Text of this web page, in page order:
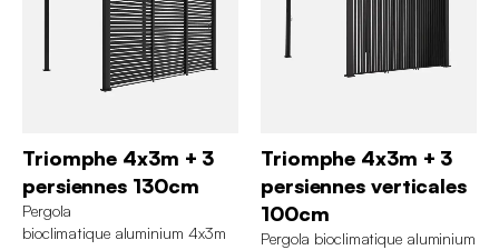
Triomphe 4x3m + 3
persiennes 130cm
Pergola
bioclimatique aluminium 4x3m
Triomphe 4x3m + 3
persiennes verticales
100cm
Pergola bioclimatique aluminium